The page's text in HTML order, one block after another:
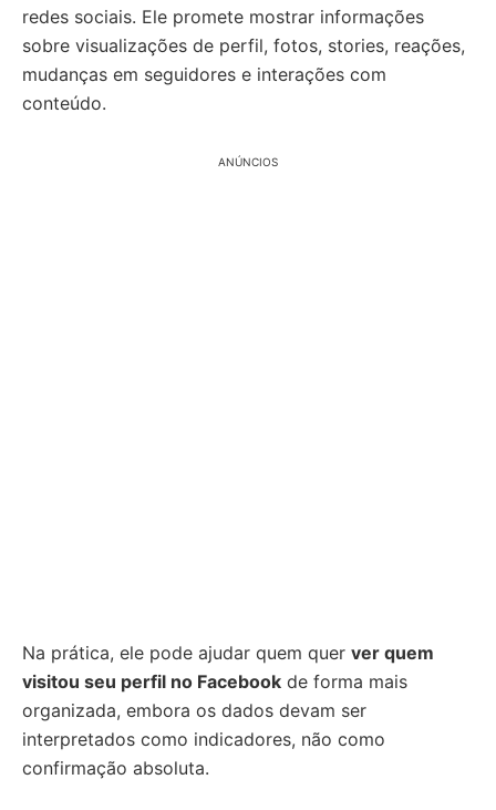
redes sociais. Ele promete mostrar informações
sobre visualizações de perfil, fotos, stories, reações,
mudanças em seguidores e interações com
conteúdo.
ANÚNCIOS
Na prática, ele pode ajudar quem quer ver quem
visitou seu perfil no Facebook de forma mais
organizada, embora os dados devam ser
interpretados como indicadores, não como
confirmação absoluta.